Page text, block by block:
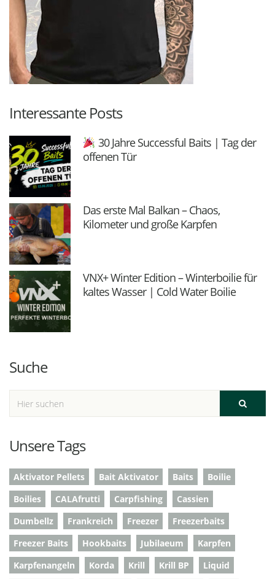
Interessante Posts
30 Jahre Successful Baits | Tag der
offenen Tür
Das erste Mal Balkan – Chaos,
Kilometer und große Karpfen
VNX+ Winter Edition – Winterboilie für
kaltes Wasser | Cold Water Boilie
Suche
Unsere Tags
Aktivator Pellets Bait Aktivator Baits
Boilie
Boilies
CALAfrutti Carpfishing
Cassien
Dumbellz
Frankreich Freezer
Freezerbaits
Freezer Baits
Hookbaits Jubilaeum
Karpfen
Karpfenangeln
Korda Krill Krill BP
Liquid